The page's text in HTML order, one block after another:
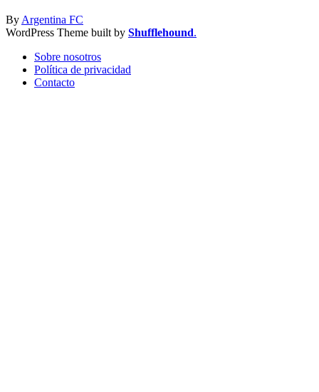
By Argentina FC
WordPress Theme built by Shufflehound.
Sobre nosotros
Política de privacidad
Contacto